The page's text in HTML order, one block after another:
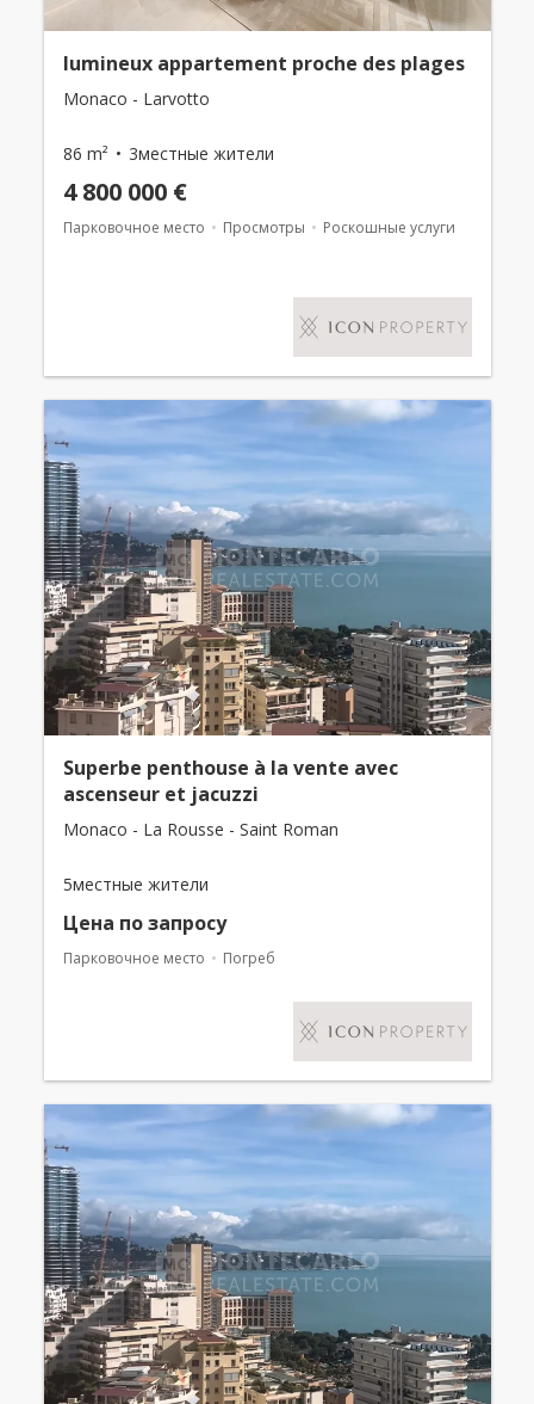
lumineux appartement proche des plages
Monaco - Larvotto
86 m² 3местные жители
4 800 000 €
Парковочное место Просмотры Роскошные услуги
Superbe penthouse à la vente avec
ascenseur et jacuzzi
Monaco - La Rousse - Saint Roman
5местные жители
Цена по запросу
Парковочное место Погреб